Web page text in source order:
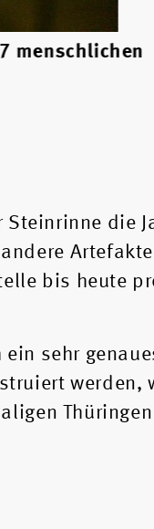
menschlichen
die
bis heute
sehr
werden,